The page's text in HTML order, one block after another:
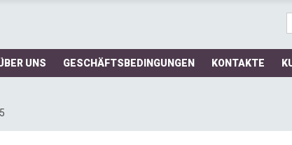
UNS GESCHÄFTSBEDINGUNGEN KONTAKTE